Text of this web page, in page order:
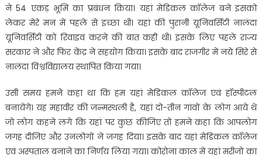
ने 54 एकड़ भूमि का प्रबंधन किया। यहां मेडिकल कॉलेज बने इसको
लेकर मेरे मन में पहले से इच्छा थी। यहां की पुरानी यूनिवर्सिटी नालंदा
यूनिवर्सिटी को रिवाइव करने की बात कही थी। इसके लिए पहले राज्य
सरकार ने और फिर केंद्र ने सहयोग किया। इसके बाद राजगीर में नये सिरे से
नालंदा विश्वविद्यालय स्थापित किया गया।
उसी समय हमने कहा था कि हम यहां मेडिकल कॉलेज एवं हॉस्पीटल
बनायेंगे। यह महावीर की जन्मस्थली है, यहां दो-तीन गांवों के लोग आये थे
जो लोग कहने लगे कि यहां पर कुछ कीजिए तो हमने कहा कि आपलोग
जगह दीजिए और उनलोगों ने जगह दिया। इसके बाद यहां मेडिकल कॉलेज
एवं अस्पताल बनाने का निर्णय लिया गया। कोरोना काल में यहां मरीजों का